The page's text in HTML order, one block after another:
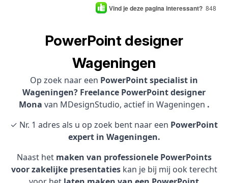
Vind je deze pagina interessant? 848
PowerPoint designer
Wageningen
Op zoek naar een PowerPoint specialist in
Wageningen? Freelance PowerPoint designer
Mona van MDesignStudio, actief in Wageningen .
✓ Nr. 1 adres als u op zoek bent naar een PowerPoint
expert in Wageningen.
Naast het maken van professionele PowerPoints
voor zakelijke presentatieskan je bij mij ook terecht